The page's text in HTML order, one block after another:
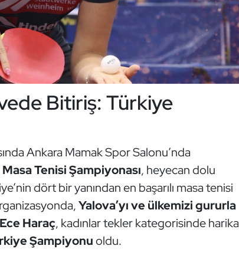
Bitiriş: Türkiye
Ankara Mamak Spor Salonu’nda
Tenisi Şampiyonası, heyecan dolu
dört bir yanından en başarılı masa tenisi
Yalova’yı ve ülkemizi gururla
Haraç, kadınlar tekler kategorisinde harika
Şampiyonuoldu.